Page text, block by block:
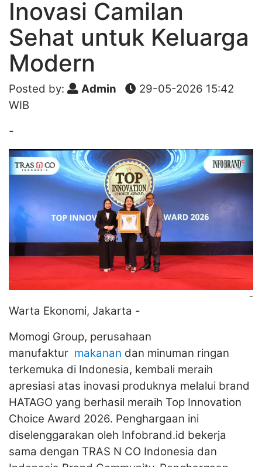
Inovasi Camilan
Sehat untuk Keluarga
Modern
Posted by: Admin
29-05-2026 15:42
WIB
-
-
Warta Ekonomi, Jakarta -
Momogi Group, perusahaan
manufaktur makanan dan minuman ringan
terkemuka di Indonesia, kembali meraih
apresiasi atas inovasi produknya melalui brand
HATAGO yang berhasil meraih Top Innovation
Choice Award 2026. Penghargaan ini
diselenggarakan oleh Infobrand.id bekerja
sama dengan TRAS N CO Indonesia dan